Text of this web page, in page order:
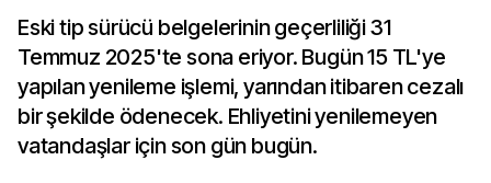
Eski tip sürücü belgelerinin geçerliliği 31
Temmuz 2025'te sona eriyor. Bugün 15 TL'ye
yapılan yenileme işlemi, yarından itibaren cezalı
bir şekilde ödenecek. Ehliyetini yenilemeyen
vatandaşlar için son gün bugün.